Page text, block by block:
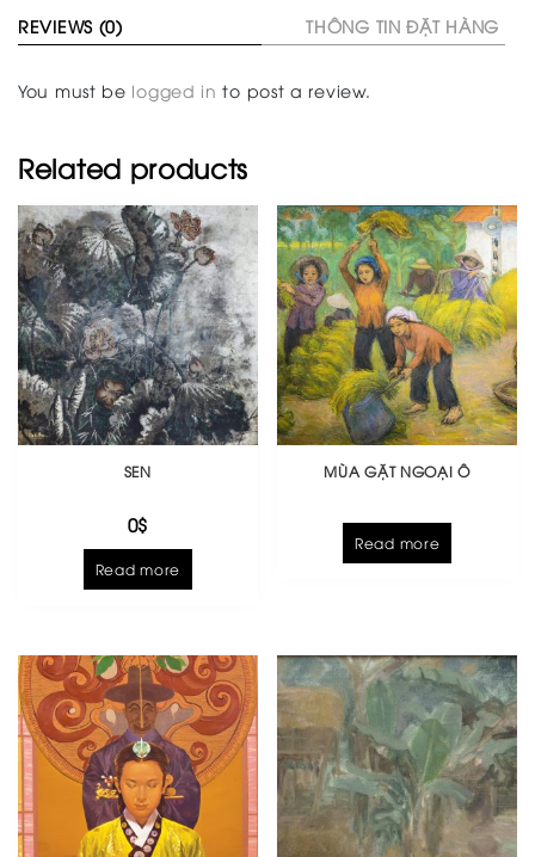
REVIEWS (0) THÔNG TIN ĐẶT HÀNG
You must be logged in to post a review.
Related products
SEN
0$
Read more
MÙA GẶT NGOẠI Ô
Read more